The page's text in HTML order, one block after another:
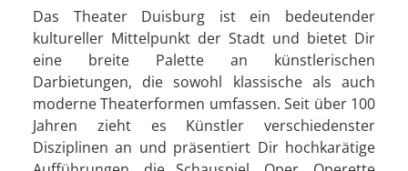
Das Theater Duisburg ist ein bedeutender
kultureller Mittelpunkt der Stadt und bietet Dir
eine breite Palette an künstlerischen
Darbietungen, die sowohl klassische als auch
moderne Theaterformen umfassen. Seit über 100
Jahren zieht es Künstler verschiedenster
Disziplinen an und präsentiert Dir hochkarätige